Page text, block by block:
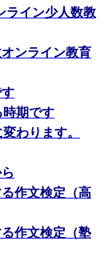
ライン少人数教
ンライン教育
期です
わります。
作文検定（高
作文検定（塾